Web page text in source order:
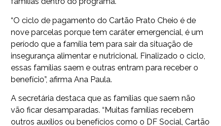
“O ciclo de pagamento do Cartão Prato Cheio é de
nove parcelas porque tem caráter emergencial, é um
período que a família tem para sair da situação de
insegurança alimentar e nutricional. Finalizado o ciclo,
essas famílias saem e outras entram para receber o
benefício”, afirma Ana Paula.
A secretária destaca que as famílias que saem não
vão ficar desamparadas. “Muitas famílias recebem
outros auxílios ou benefícios como o DF Social, Cartão